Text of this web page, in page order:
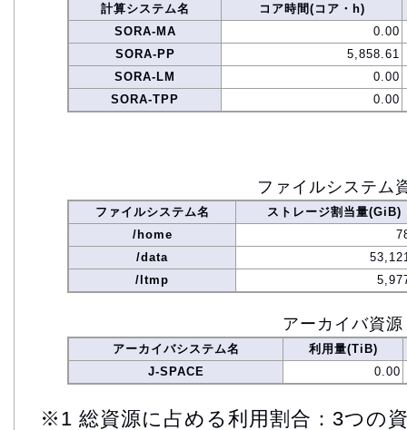
計算システム名
コア時間(コア・h)
SORA-MA
0.00
SORA-PP
5,858.61
SORA-LM
0.00
SORA-TPP
0.00
ファイルシステム
ファイルシステム名
ストレージ割当量(GiB)
/home
/data
/ltmp
アーカイバ資源
アーカイバシステム名
利用量(TiB)
J-SPACE
0.00
※1 総資源に占める利用割合：3つの